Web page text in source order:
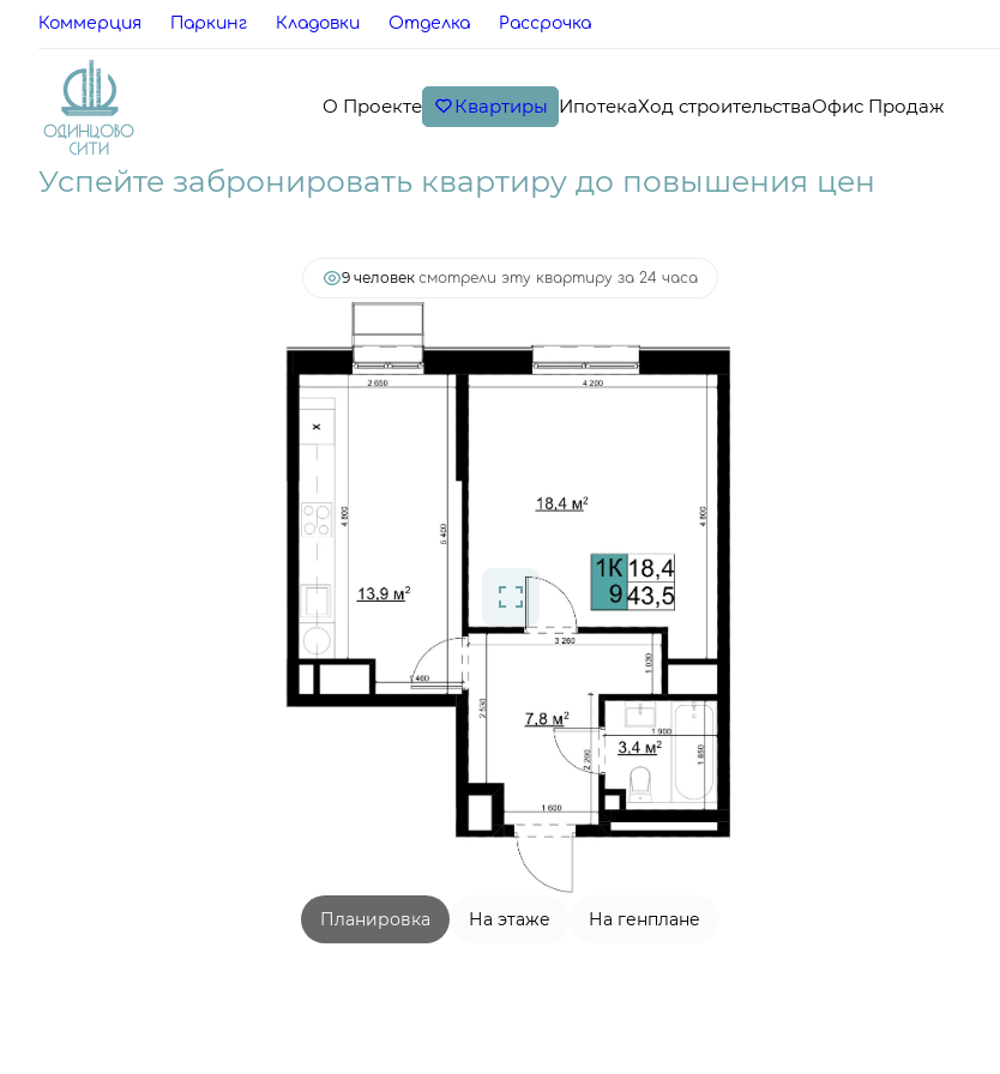
Коммерция Паркинг Кладовки Отделка Рассрочка
О Проекте Квартиры ИпотекаХод строительстваОфис Продаж
Успейте забронировать квартиру до повышения цен
1-комнатная
9 человек смотрели эту квартиру за 24 часа
Планировка На этаже На генплане